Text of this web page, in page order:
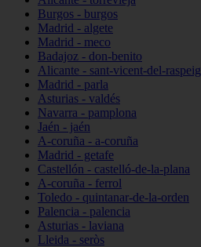
Burgos - burgos
Madrid - algete
Madrid - meco
Badajoz - don-benito
Alicante - sant-vicent-del-raspeig
Madrid - parla
Asturias - valdés
Navarra - pamplona
Jaén - jaén
A-coruña - a-coruña
Madrid - getafe
Castellón - castelló-de-la-plana
A-coruña - ferrol
Toledo - quintanar-de-la-orden
Palencia - palencia
Asturias - laviana
Lleida - seròs